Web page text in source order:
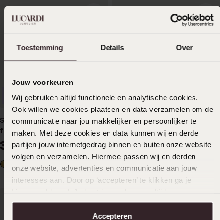
Toestemming Details Over
Jouw voorkeuren
Wij gebruiken altijd functionele en analytische cookies.
Ook willen we cookies plaatsen en data verzamelen om de
communicatie naar jou makkelijker en persoonlijker te
maken. Met deze cookies en data kunnen wij en derde
partijen jouw internetgedrag binnen en buiten onze website
volgen en verzamelen. Hiermee passen wij en derden
onze website, advertenties en communicatie aan jouw
interesses aan. Door op ‘accepteren’ te klikken ga je
aanpassen. Lees er meer over in onscookiebeleid.
Accepteren
Stainless steel goldplated
fantasiearmband voor
dames
3499
Duurzamer
Stainless steel goldplated
fantasiearmband voor
dames
29 99
Duurzamer